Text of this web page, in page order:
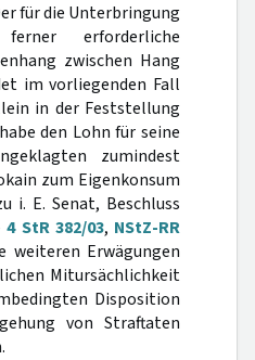
für die Unterbringung
erforderliche
zwischen Hang
im vorliegenden Fall
in der Feststellung
den Lohn für seine
zumindest
zum Eigenkonsum
i. E. Senat, Beschluss
4 StR 382/03, NStZ-RR
weiteren Erwägungen
Mitursächlichkeit
Disposition
von Straftaten